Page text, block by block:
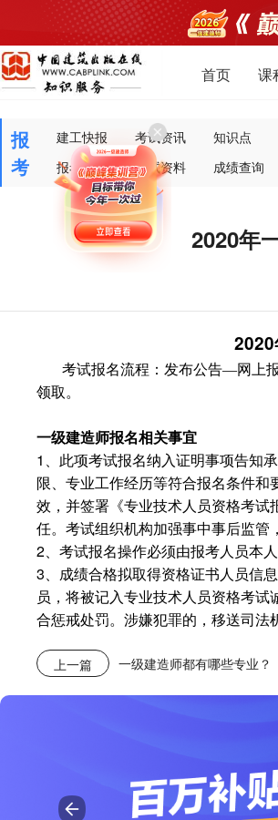
首页 课
报
考
建工快报 考试资讯 知识点
报考指南
考试资料 成绩查询
2020年
2020
考试报名流程：发布公告—网
领取。
一级建造师报名相关事宜
1
、此项考试报名纳入证明事项告知
限、专业工作经历等符合报名条件和
效，并签署《专业技术人员资格考试
任。考试组织机构加强事中事后监管
2 、考试报名操作必须由报考人员本
3 、成绩合格拟取得资格证书人员信
员，将被记入专业技术人员资格考
合惩戒处罚。涉嫌犯罪的，移送司法
上一篇 一级建造师都有哪些专业？